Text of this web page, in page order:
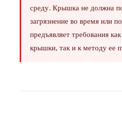
соответствие
нормативным
требованиям
6
среду. Крышка не должна
загрязнение во время или
предъявляет требования
крышки, так и к методу ее